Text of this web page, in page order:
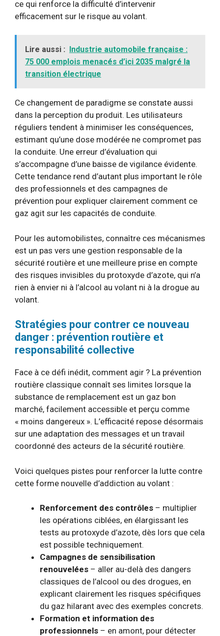
ce qui renforce la difficulté d’intervenir
efficacement sur le risque au volant.
Lire aussi : Industrie automobile française :
75 000 emplois menacés d’ici 2035 malgré la
transition électrique
Ce changement de paradigme se constate aussi
dans la perception du produit. Les utilisateurs
réguliers tendent à minimiser les conséquences,
estimant qu’une dose modérée ne compromet pas
la conduite. Une erreur d’évaluation qui
s’accompagne d’une baisse de vigilance évidente.
Cette tendance rend d’autant plus important le rôle
des professionnels et des campagnes de
prévention pour expliquer clairement comment ce
gaz agit sur les capacités de conduite.
Pour les automobilistes, connaître ces mécanismes
est un pas vers une gestion responsable de la
sécurité routière et une meilleure prise en compte
des risques invisibles du protoxyde d’azote, qui n’a
rien à envier ni à l’alcool au volant ni à la drogue au
volant.
Stratégies pour contrer ce nouveau
danger : prévention routière et
responsabilité collective
Face à ce défi inédit, comment agir ? La prévention
routière classique connaît ses limites lorsque la
substance de remplacement est un gaz bon
marché, facilement accessible et perçu comme
« moins dangereux ». L’efficacité repose désormais
sur une adaptation des messages et un travail
coordonné des acteurs de la sécurité routière.
Voici quelques pistes pour renforcer la lutte contre
cette forme nouvelle d’addiction au volant :
Renforcement des contrôles – multiplier
les opérations ciblées, en élargissant les
tests au protoxyde d’azote, dès lors que cela
est possible techniquement.
Campagnes de sensibilisation
renouvelées – aller au-delà des dangers
classiques de l’alcool ou des drogues, en
explicant clairement les risques spécifiques
du gaz hilarant avec des exemples concrets.
Formation et information des
professionnels – en amont, pour détecter